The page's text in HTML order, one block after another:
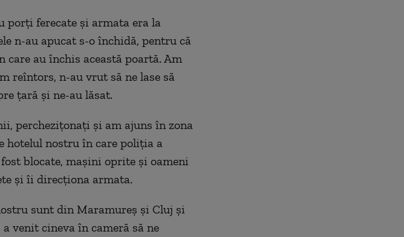
porți ferecate și armata era la
n-au apucat s-o închidă, pentru că
care au închis această poartă. Am
reîntors, n-au vrut să ne lase să
țară și ne-au lăsat.
perchezițonați și am ajuns în zona
hotelul nostru în care poliția a
blocate, mașini oprite și oameni
și îi direcționa armata.
sunt din Maramureș și Cluj și
venit cineva în cameră să ne